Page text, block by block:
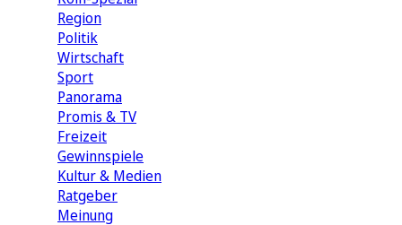
Region
Politik
Wirtschaft
Sport
Panorama
Promis & TV
Freizeit
Gewinnspiele
Kultur & Medien
Ratgeber
Meinung